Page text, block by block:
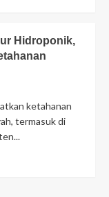
Hidroponik,
ketahanan
termasuk di